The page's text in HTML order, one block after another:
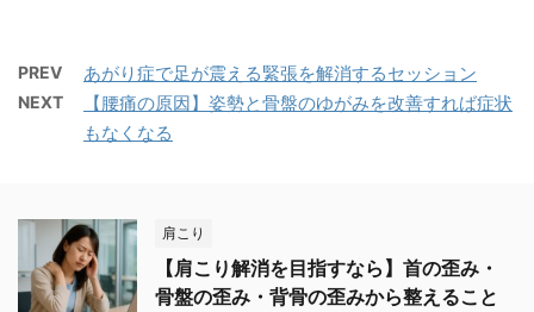
PREV あがり症で足が震える緊張を解消するセッション
NEXT
【腰痛の原因】姿勢と骨盤のゆがみを改善すれば症状
もなくなる
肩こり
【肩こり解消を目指すなら】首の歪み・
骨盤の歪み・背骨の歪みから整えること